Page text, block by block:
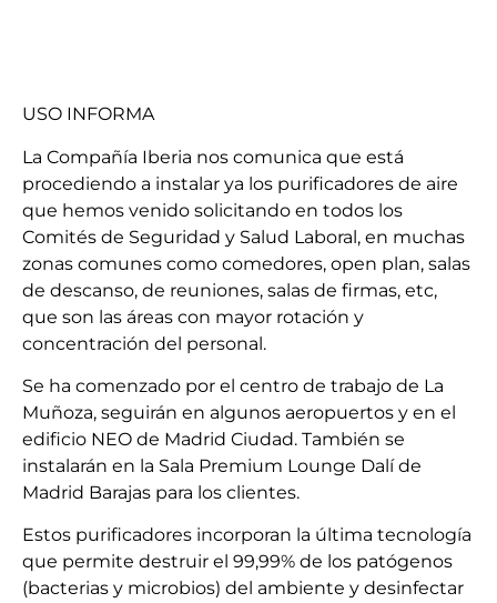
USO INFORMA
La Compañía Iberia nos comunica que está
procediendo a instalar ya los purificadores de aire
que hemos venido solicitando en todos los
Comités de Seguridad y Salud Laboral, en muchas
zonas comunes como comedores, open plan, salas
de descanso, de reuniones, salas de firmas, etc,
que son las áreas con mayor rotación y
concentración del personal.
Se ha comenzado por el centro de trabajo de La
Muñoza, seguirán en algunos aeropuertos y en el
edificio NEO de Madrid Ciudad. También se
instalarán en la Sala Premium Lounge Dalí de
Madrid Barajas para los clientes.
Estos purificadores incorporan la última tecnología
que permite destruir el 99,99% de los patógenos
(bacterias y microbios) del ambiente y desinfectar